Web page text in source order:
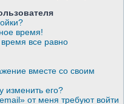
время!
все равно
вместе со своим
изменить его?
от меня требуют войти